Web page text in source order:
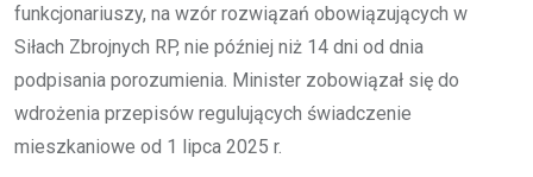
funkcjonariuszy, na wzór rozwiązań obowiązujących w
Siłach Zbrojnych RP, nie później niż 14 dni od dnia
podpisania porozumienia. Minister zobowiązał się do
wdrożenia przepisów regulujących świadczenie
mieszkaniowe od 1 lipca 2025 r.